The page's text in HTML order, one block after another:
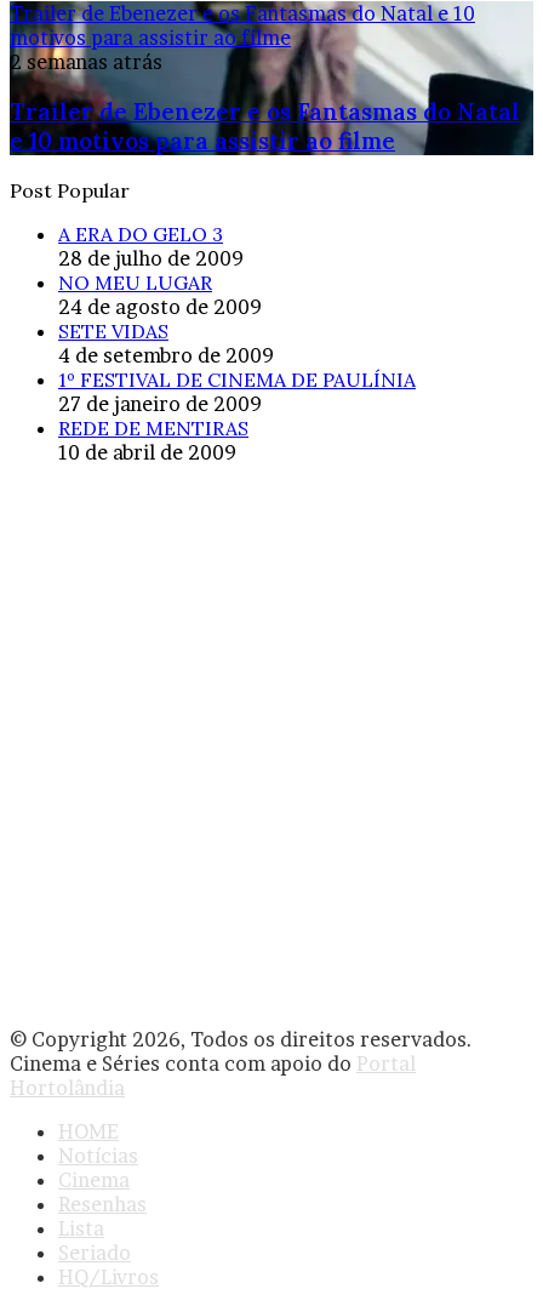
Trailer de Ebenezer e os Fantasmas do Natal e 10
motivos para assistir ao filme
2 semanas atrás
Trailer de Ebenezer e os Fantasmas do Natal
e 10 motivos para assistir ao filme
Post Popular
A ERA DO GELO 3
28 de julho de 2009
NO MEU LUGAR
24 de agosto de 2009
SETE VIDAS
4 de setembro de 2009
1º FESTIVAL DE CINEMA DE PAULÍNIA
27 de janeiro de 2009
REDE DE MENTIRAS
10 de abril de 2009
© Copyright 2026, Todos os direitos reservados.
Cinema e Séries conta com apoio do Portal
Hortolândia
HOME
Notícias
Cinema
Resenhas
Lista
Seriado
HQ/Livros